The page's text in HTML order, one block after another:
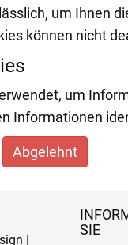
um Ihnen
können nicht
um
Informationen
Abgelehnt
|
SIE